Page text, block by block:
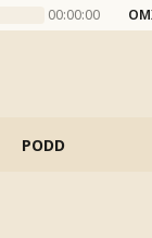
00:00:00
PODD